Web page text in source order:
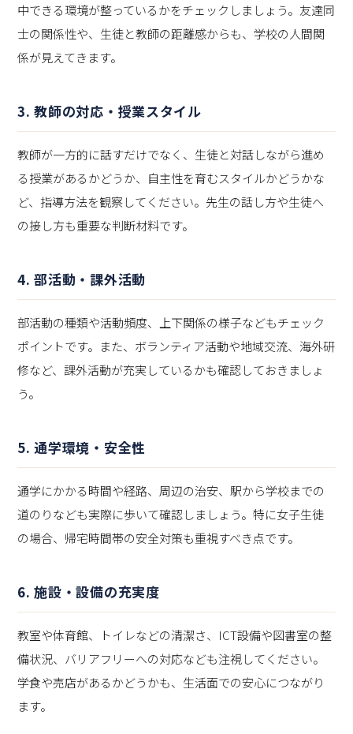
中できる環境が整っているかをチェックしましょう。友達同
士の関係性や、生徒と教師の距離感からも、学校の人間関
係が見えてきます。
3. 教師の対応・授業スタイル
教師が一方的に話すだけでなく、生徒と対話しながら進め
る授業があるかどうか、自主性を育むスタイルかどうかな
ど、指導方法を観察してください。先生の話し方や生徒へ
の接し方も重要な判断材料です。
4. 部活動・課外活動
部活動の種類や活動頻度、上下関係の様子などもチェック
ポイントです。また、ボランティア活動や地域交流、海外研
修など、課外活動が充実しているかも確認しておきましょ
う。
5. 通学環境・安全性
通学にかかる時間や経路、周辺の治安、駅から学校までの
道のりなども実際に歩いて確認しましょう。特に女子生徒
の場合、帰宅時間帯の安全対策も重視すべき点です。
6. 施設・設備の充実度
教室や体育館、トイレなどの清潔さ、ICT設備や図書室の整
備状況、バリアフリーへの対応なども注視してください。
学食や売店があるかどうかも、生活面での安心につながり
ます。